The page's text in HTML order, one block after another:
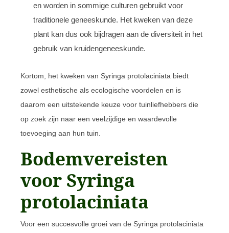
en worden in sommige culturen gebruikt voor
traditionele geneeskunde. Het kweken van deze
plant kan dus ook bijdragen aan de diversiteit in het
gebruik van kruidengeneeskunde.
Kortom, het kweken van Syringa protolaciniata biedt
zowel esthetische als ecologische voordelen en is
daarom een uitstekende keuze voor tuinliefhebbers die
op zoek zijn naar een veelzijdige en waardevolle
toevoeging aan hun tuin.
Bodemvereisten
voor Syringa
protolaciniata
Voor een succesvolle groei van de Syringa protolaciniata